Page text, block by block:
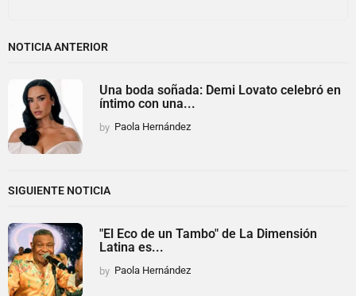
NOTICIA ANTERIOR
Una boda soñada: Demi Lovato celebró en
íntimo con una...
by Paola Hernández
SIGUIENTE NOTICIA
"El Eco de un Tambo" de La Dimensión
Latina es...
by Paola Hernández